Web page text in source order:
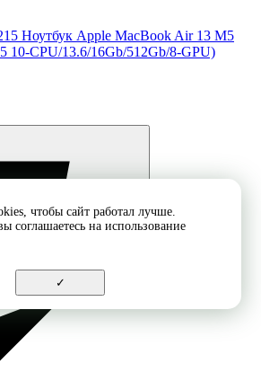
Ноутбук Apple MacBook Air 13 M5
10-CPU/13.6/16Gb/512Gb/8-GPU)
чтобы сайт работал лучше.
соглашаетесь на использование
✓